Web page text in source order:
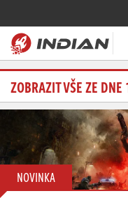
Magazín
Videa
Soutěže
ZOBRAZIT VŠE ZE
NOVINKA